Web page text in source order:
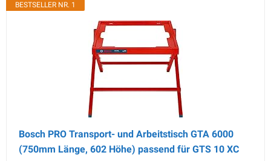
BESTSELLER NR. 1
Bosch PRO Transport- und Arbeitstisch GTA 6000
(750mm Länge, 602 Höhe) passend für GTS 10 XC